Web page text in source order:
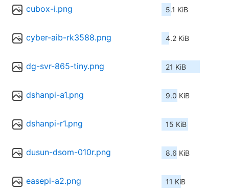
cubox-i.png 5.1 KiB
cyber-aib-rk3588.png 4.2 KiB
dg-svr-865-tiny.png 21 KiB
dshanpi-a1.png 9.0 KiB
dshanpi-r1.png 15 KiB
dusun-dsom-010r.png 8.6 KiB
easepi-a2.png 11 KiB